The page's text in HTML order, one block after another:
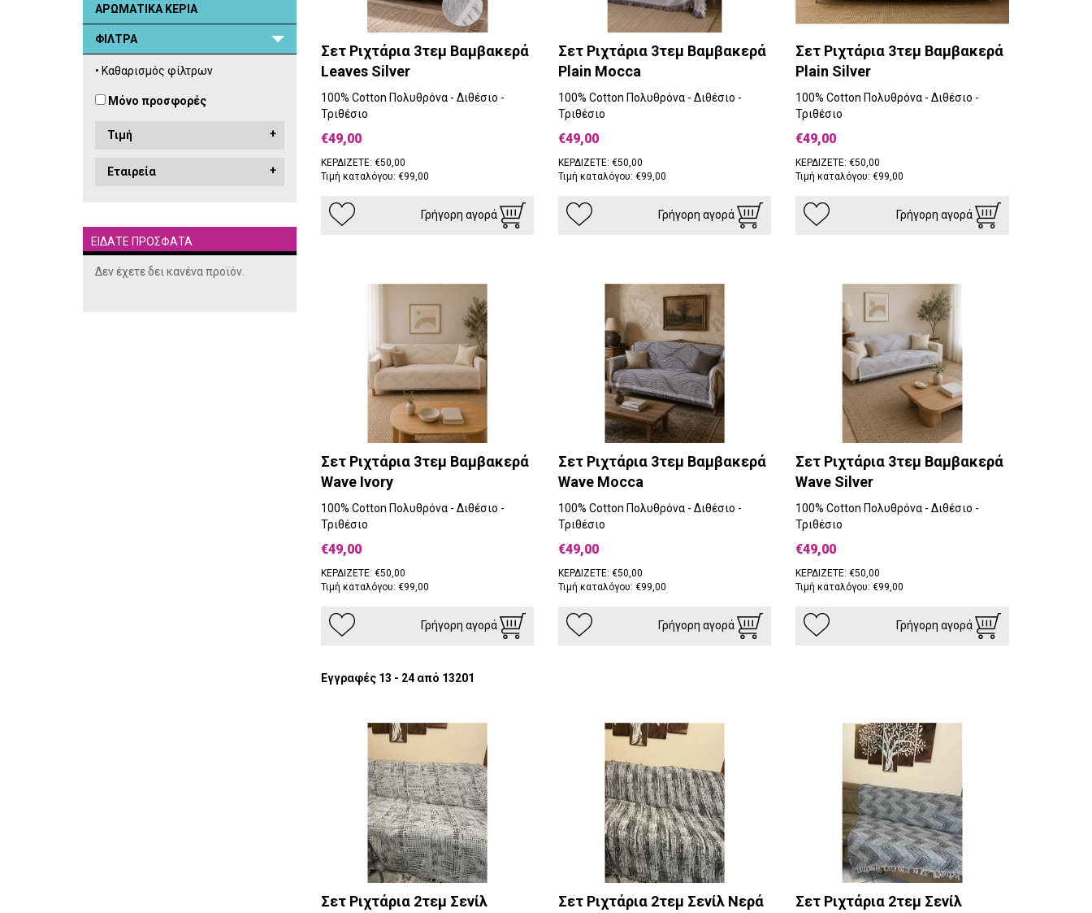
ΑΡΩΜΑΤΙΚΑ ΚΕΡΙΑ
ΦΙΛΤΡΑ
• Καθαρισμός φίλτρων
Μόνο προσφορές
Τιμή
Εταιρεία
ΕΙΔΑΤΕ ΠΡΟΣΦΑΤΑ
Δεν έχετε δει κανένα προϊόν.
Σετ Ριχτάρια 3τεμ Βαμβακερά
Leaves Silver
100% Cotton Πολυθρόνα - Διθέσιο -
Τριθέσιο
€49,00
ΚΕΡΔΙΖΕΤΕ: €50,00
Τιμή καταλόγου: €99,00
Γρήγορη αγορά
Σετ Ριχτάρια 3τεμ Βαμβακερά
Plain Mocca
100% Cotton Πολυθρόνα - Διθέσιο -
Τριθέσιο
€49,00
ΚΕΡΔΙΖΕΤΕ: €50,00
Τιμή καταλόγου: €99,00
Γρήγορη αγορά
Σετ Ριχτάρια 3τεμ Βαμβακερά
Plain Silver
100% Cotton Πολυθρόνα - Διθέσιο -
Τριθέσιο
€49,00
ΚΕΡΔΙΖΕΤΕ: €50,00
Τιμή καταλόγου: €99,00
Γρήγορη αγορά
Σετ Ριχτάρια 3τεμ Βαμβακερά
Wave Ivory
100% Cotton Πολυθρόνα - Διθέσιο -
Τριθέσιο
€49,00
ΚΕΡΔΙΖΕΤΕ: €50,00
Τιμή καταλόγου: €99,00
Γρήγορη αγορά
Σετ Ριχτάρια 3τεμ Βαμβακερά
Wave Mocca
100% Cotton Πολυθρόνα - Διθέσιο -
Τριθέσιο
€49,00
ΚΕΡΔΙΖΕΤΕ: €50,00
Τιμή καταλόγου: €99,00
Γρήγορη αγορά
Σετ Ριχτάρια 3τεμ Βαμβακερά
Wave Silver
100% Cotton Πολυθρόνα - Διθέσιο -
Τριθέσιο
€49,00
ΚΕΡΔΙΖΕΤΕ: €50,00
Τιμή καταλόγου: €99,00
Γρήγορη αγορά
Εγγραφές 13 - 24 από 13201
Σετ Ριχτάρια 2τεμ Σενίλ
Σετ Ριχτάρια 2τεμ Σενίλ Νερά
Σετ Ριχτάρια 2τεμ Σενίλ